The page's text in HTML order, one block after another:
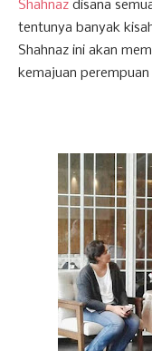
Shahnaz disana
tentunya banyak
Shahnaz ini akan
kemajuan